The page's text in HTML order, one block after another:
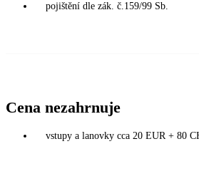
pojištění dle zák. č.159/99 Sb.
Cena nezahrnuje
vstupy a lanovky cca 20 EUR + 80